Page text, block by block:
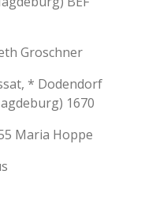
Groschner
* Dodendorf
1670
Maria Hoppe